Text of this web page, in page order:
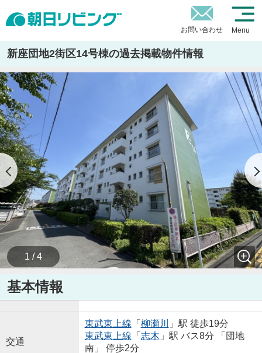
お問い合わせ Menu
新座団地2街区14号棟の過去掲載物件情報
1 / 4
基本情報
交通
東武東上線 「 柳瀬川
」駅 徒歩19分
東武東上線 「 志木 」駅 バス8分 「団地
南」 停歩2分